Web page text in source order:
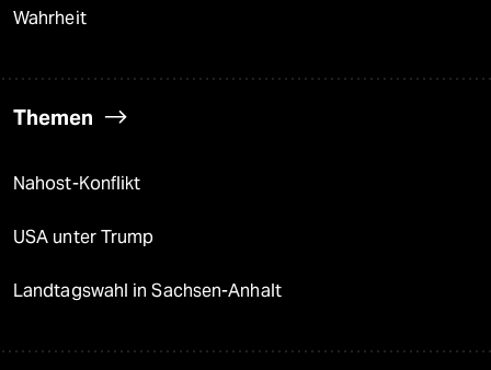
Wahrheit
Themen
Nahost-Konflikt
USA unter Trump
Landtagswahl in Sachsen-Anhalt